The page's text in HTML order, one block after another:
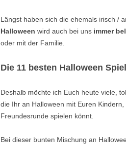
DIE BESTEN KINDERSPIELE
ALLER ZEITEN
KLASSIKER
SPIELE MIT UND FÜR SENIOREN
HALLOWEEN SPIELE
Längst haben sich die ehemals irisch /
Halloween wird auch bei uns immer
oder mit der Familie.
Die 11 besten Halloween
Deshalb möchte ich Euch heute viele,
die Ihr an Halloween mit Euren
Freundesrunde spielen könnt.
Bei dieser bunten Mischung an